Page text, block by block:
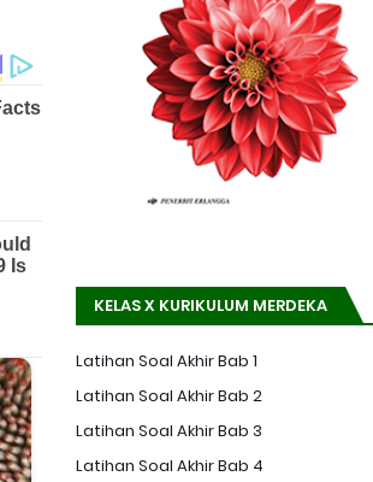
KELAS X KURIKULUM MERDEKA
Latihan Soal Akhir Bab 1
Latihan Soal Akhir Bab 2
Latihan Soal Akhir Bab 3
Latihan Soal Akhir Bab 4